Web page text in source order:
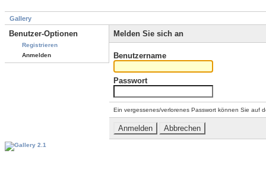
Gallery
Benutzer-Optionen
Registrieren
Anmelden
Melden Sie sich an
Benutzername
Passwort
Ein vergessenes/verlorenes Passwort können Sie auf